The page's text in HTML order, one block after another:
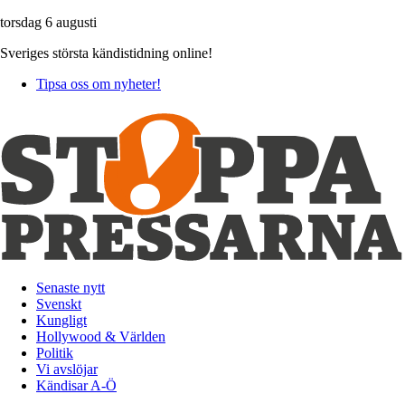
torsdag 6 augusti
Sveriges största kändistidning online!
Tipsa oss om nyheter!
Senaste nytt
Svenskt
Kungligt
Hollywood & Världen
Politik
Vi avslöjar
Kändisar A-Ö